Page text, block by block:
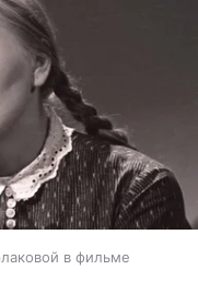
в фильме